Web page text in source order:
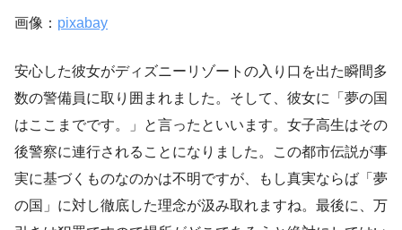
画像： pixabay
安心した彼女がディズニーリゾートの入り口を出た瞬間多
数の警備員に取り囲まれました。そして、彼女に「夢の国
はここまでです。」と言ったといいます。女子高生はその
後警察に連行されることになりました。この都市伝説が事
実に基づくものなのかは不明ですが、もし真実ならば「夢
の国」に対し徹底した理念が汲み取れますね。最後に、万